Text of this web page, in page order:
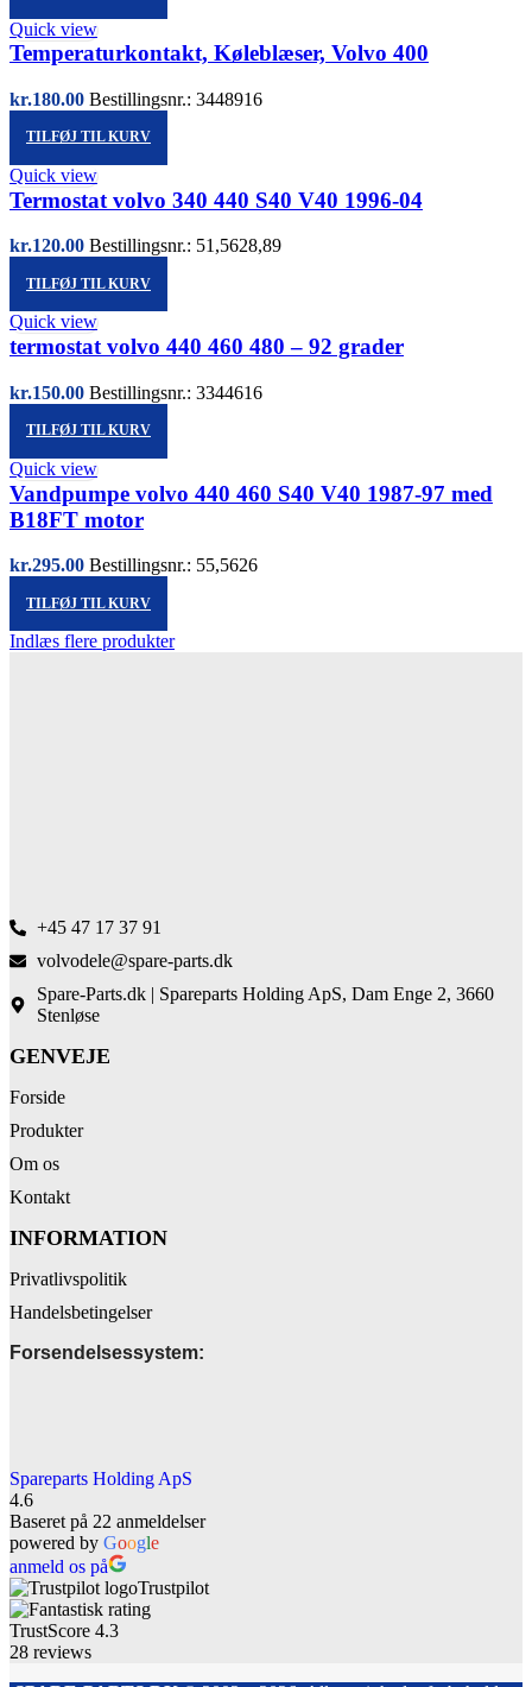
Quick view
Temperaturkontakt, Køleblæser, Volvo 400
kr.180.00 Bestillingsnr.: 3448916
TILFØJ TIL KURV
Quick view
Termostat volvo 340 440 S40 V40 1996-04
kr.120.00 Bestillingsnr.: 51,5628,89
TILFØJ TIL KURV
Quick view
termostat volvo 440 460 480 – 92 grader
kr.150.00 Bestillingsnr.: 3344616
TILFØJ TIL KURV
Quick view
Vandpumpe volvo 440 460 S40 V40 1987-97 med
B18FT motor
kr.295.00 Bestillingsnr.: 55,5626
TILFØJ TIL KURV
Indlæs flere produkter
+45 47 17 37 91
volvodele@spare-parts.dk
Spare-Parts.dk | Spareparts Holding ApS, Dam Enge 2, 3660
Stenløse
GENVEJE
Forside
Produkter
Om os
Kontakt
INFORMATION
Privatlivspolitik
Handelsbetingelser
Forsendelsessystem:
Spareparts Holding ApS
4.6
Baseret på 22 anmeldelser
powered by Google
anmeld os på
Trustpilot
TrustScore 4.3
28 reviews